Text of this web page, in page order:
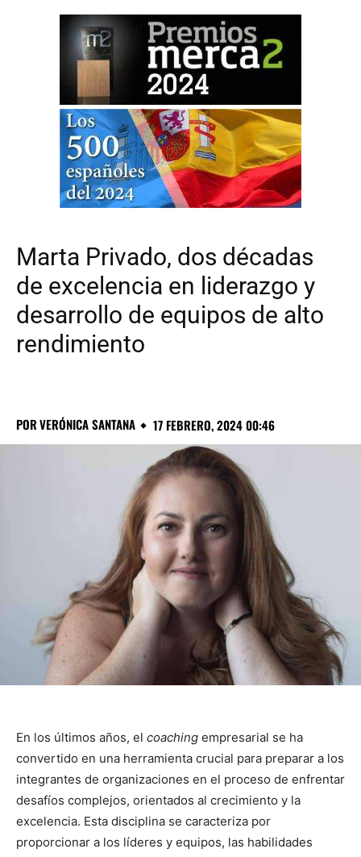
Marta Privado, dos décadas
de excelencia en liderazgo y
desarrollo de equipos de alto
rendimiento
PORVERÓNICA SANTANA 17 FEBRERO, 2024 00:46
En los últimos años, el coaching empresarial se ha
convertido en una herramienta crucial para preparar a los
integrantes de organizaciones en el proceso de enfrentar
desafíos complejos, orientados al crecimiento y la
excelencia. Esta disciplina se caracteriza por
proporcionar a los líderes y equipos, las habilidades